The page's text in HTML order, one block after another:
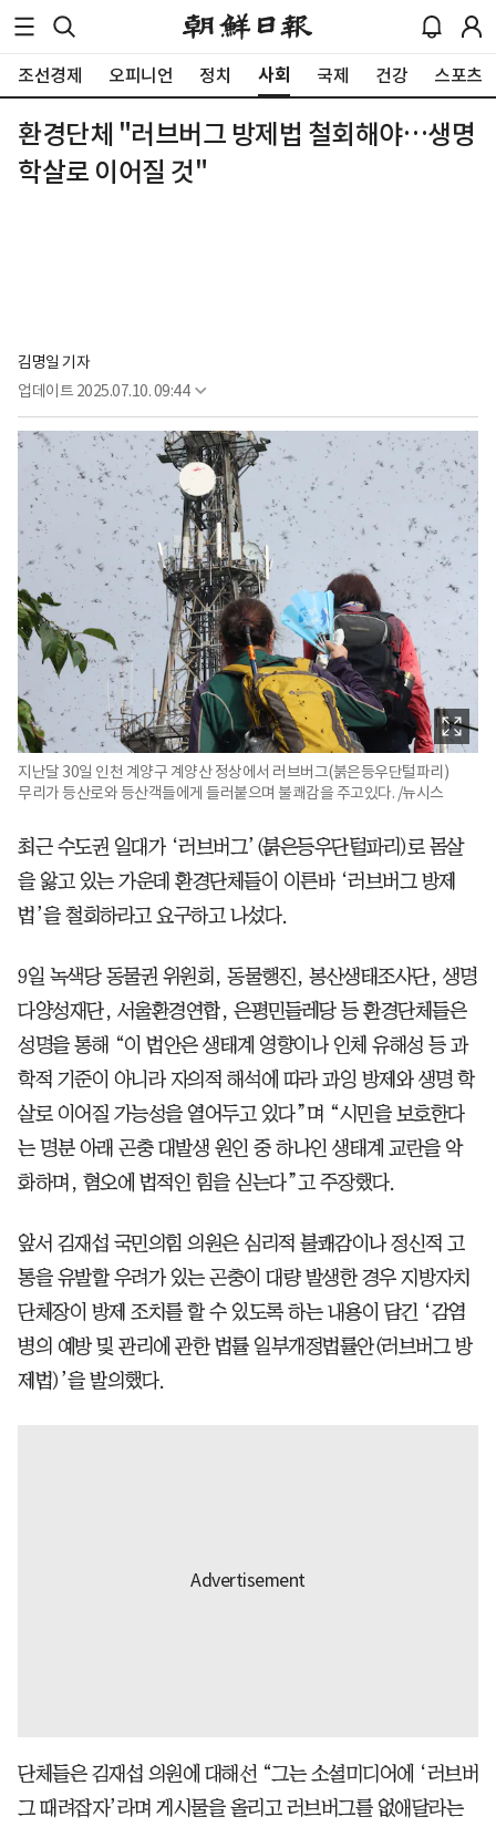
조선경제 오피니언 정치 사회 국제 건강 스포츠
환경단체 "러브버그 방제법 철회해야…생명
학살로 이어질 것"
김명일 기자
업데이트 2025.07.10. 09:44
지난달 30일 인천 계양구 계양산 정상에서 러브버그(붉은등우단털파리)
무리가 등산로와 등산객들에게 들러붙으며 불쾌감을 주고있다. /뉴시스
최근 수도권 일대가 ‘러브버그’(붉은등우단털파리)로 몸살
을 앓고 있는 가운데 환경단체들이 이른바 ‘러브버그 방제
법’을 철회하라고 요구하고 나섰다.
9일 녹색당 동물권 위원회, 동물행진, 봉산생태조사단, 생명
다양성재단, 서울환경연합, 은평민들레당 등 환경단체들은
성명을 통해 “이 법안은 생태계 영향이나 인체 유해성 등 과
학적 기준이 아니라 자의적 해석에 따라 과잉 방제와 생명 학
살로 이어질 가능성을 열어두고 있다”며 “시민을 보호한다
는 명분 아래 곤충 대발생 원인 중 하나인 생태계 교란을 악
화하며, 혐오에 법적인 힘을 싣는다”고 주장했다.
앞서 김재섭 국민의힘 의원은 심리적 불쾌감이나 정신적 고
통을 유발할 우려가 있는 곤충이 대량 발생한 경우 지방자치
단체장이 방제 조치를 할 수 있도록 하는 내용이 담긴 ‘감염
병의 예방 및 관리에 관한 법률 일부개정법률안(러브버그 방
제법)’을 발의했다.
단체들은 김재섭 의원에 대해선 “그는 소셜미디어에 ‘러브버
그 때려잡자’라며 게시물을 올리고 러브버그를 없애달라는